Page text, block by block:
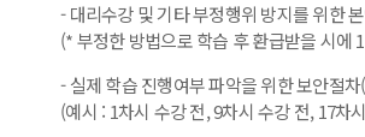
- 대리수강 및 기타 부정행위 방지를 위한
(* 부정한 방법으로 학습 후 환급받을 시에
- 실제 학습 진행여부 파악을 위한 보안절
(예시 : 1차시 수강 전, 9차시 수강 전, 17차